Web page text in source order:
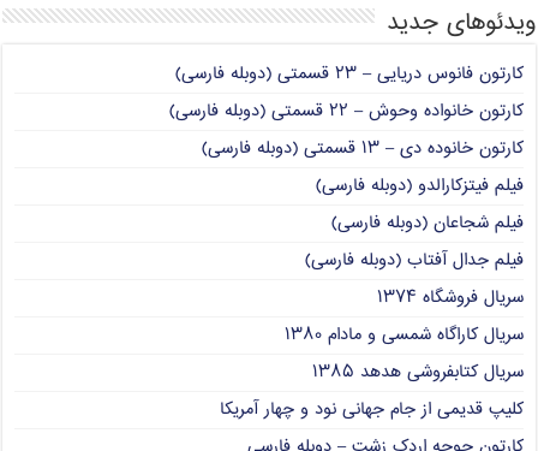
ویدئوهای جدید
کارتون فانوس دریایی – ۲۳ قسمتی (دوبله فارسی)
کارتون خانواده وحوش – ۲۲ قسمتی (دوبله فارسی)
کارتون خانوده دی – ۱۳ قسمتی (دوبله فارسی)
فیلم فیتزکارالدو (دوبله فارسی)
فیلم شجاعان (دوبله فارسی)
فیلم جدال آفتاب (دوبله فارسی)
سریال فروشگاه ۱۳۷۴
سریال کاراگاه شمسی و مادام ۱۳۸۰
سریال کتابفروشی هدهد ۱۳۸۵
کلیپ قدیمی از جام جهانی نود و چهار آمریکا